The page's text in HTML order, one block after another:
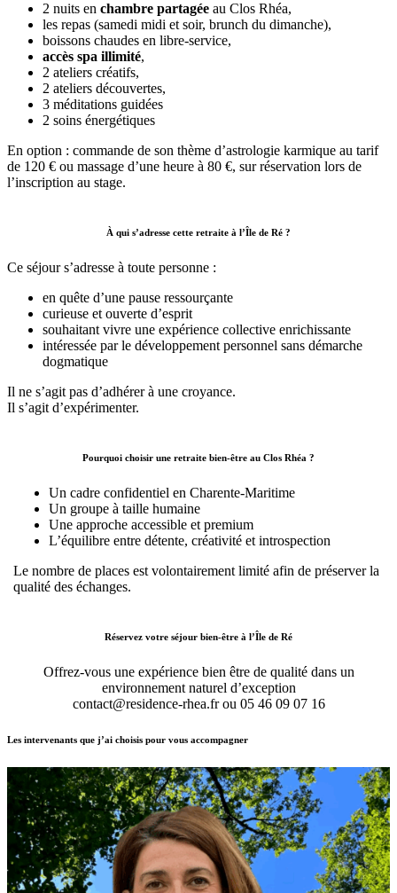
2 nuits en chambre partagée au Clos Rhéa,
les repas (samedi midi et soir, brunch du dimanche),
boissons chaudes en libre-service,
accès spa illimité,
2 ateliers créatifs,
2 ateliers découvertes,
3 méditations guidées
2 soins énergétiques
En option : commande de son thème d’astrologie karmique au tarif
de 120 € ou massage d’une heure à 80 €, sur réservation lors de
l’inscription au stage.
À qui s’adresse cette retraite à l’Île de Ré ?
Ce séjour s’adresse à toute personne :
en quête d’une pause ressourçante
curieuse et ouverte d’esprit
souhaitant vivre une expérience collective enrichissante
intéressée par le développement personnel sans démarche
dogmatique
Il ne s’agit pas d’adhérer à une croyance.
Il s’agit d’expérimenter.
Pourquoi choisir une retraite bien-être au Clos Rhéa ?
Un cadre confidentiel en Charente-Maritime
Un groupe à taille humaine
Une approche accessible et premium
L’équilibre entre détente, créativité et introspection
Le nombre de places est volontairement limité afin de préserver la
qualité des échanges.
Réservez votre séjour bien-être à l’Île de Ré
Offrez-vous une expérience bien être de qualité dans un
environnement naturel d’exception
contact@residence-rhea.fr ou 05 46 09 07 16
Les intervenants que j’ai choisis pour vous accompagner